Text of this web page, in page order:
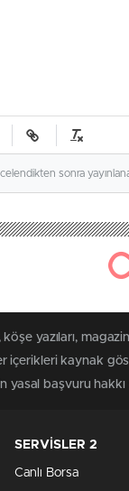
sonra
yazıları,
kaynak
yasal başvuru
SERVİSLER 2
Canlı Borsa